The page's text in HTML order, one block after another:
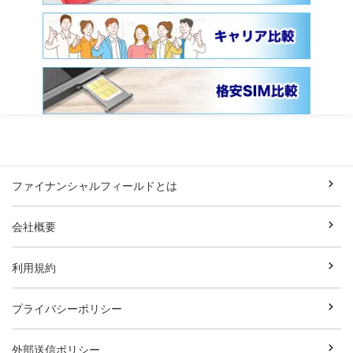
ファイナンシャルフィールドとは
会社概要
利用規約
プライバシーポリシー
外部送信ポリシー